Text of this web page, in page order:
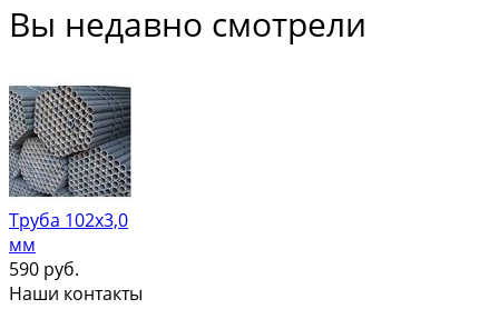
Вы недавно смотрели
Труба 102х3,0
мм
590 руб.
Наши контакты